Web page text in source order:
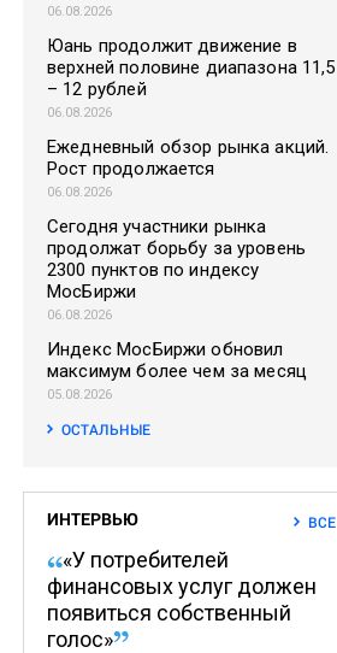
06.08.2026
Юань продолжит движение в
верхней половине диапазона 11,5
– 12 рублей
06.08.2026
Ежедневный обзор рынка акций.
Рост продолжается
06.08.2026
Сегодня участники рынка
продолжат борьбу за уровень
2300 пунктов по индексу
МосБиржи
06.08.2026
Индекс МосБиржи обновил
максимум более чем за месяц
05.08.2026
ОСТАЛЬНЫЕ
ИНТЕРВЬЮ ВСЕ
«У потребителей
финансовых услуг должен
появиться собственный
голос»